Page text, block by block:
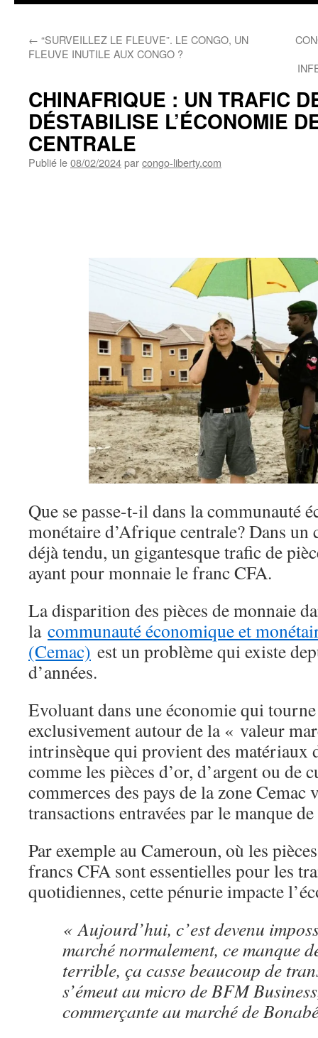
← “SURVEILLEZ LE FLEUVE”. LE CONGO, UN
FLEUVE INUTILE AUX CONGO ?
CHINAFRIQUE : UN TRAFIC
DÉSTABILISE L’ÉCONOMIE
CENTRALE
Publié le08/02/2024parcongo-liberty.com
Que se passe-t-il dans la communauté
monétaire d’Afrique centrale? Dans un
déjà tendu, un gigantesque trafic de
ayant pour monnaie le franc CFA.
La disparition des pièces de monnaie
la communauté économique et
(Cemac) est un problème qui existe
d’années.
Evoluant dans une économie qui
exclusivement autour de la « valeur
intrinsèque qui provient des matériaux
comme les pièces d’or, d’argent ou de
commerces des pays de la zone Cemac
transactions entravées par le manque
Par exemple au Cameroun, où les
francs CFA sont essentielles pour les
quotidiennes, cette pénurie impacte
« Aujourd’hui, c’est devenu
marché normalement, ce manque
terrible, ça casse beaucoup de
s’émeut au micro de BFM
commerçante au marché de